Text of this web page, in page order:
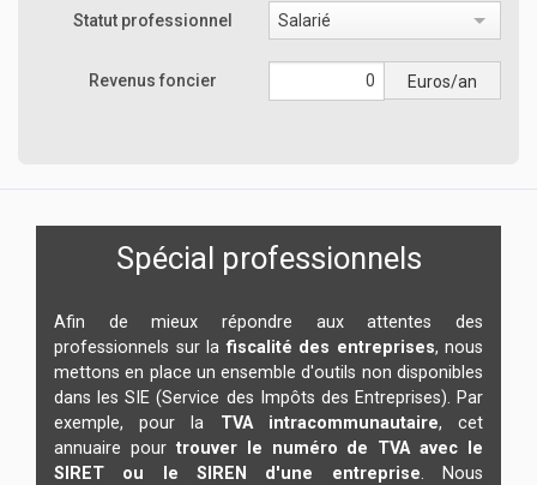
Statut professionnel Salarié
Revenus foncier Euros/an
Spécial professionnels
Afin de mieux répondre aux attentes des
professionnels sur la fiscalité des entreprises, nous
mettons en place un ensemble d'outils non disponibles
dans les SIE (Service des Impôts des Entreprises). Par
exemple, pour la TVA intracommunautaire, cet
annuaire pour trouver le numéro de TVA avec le
SIRET ou le SIREN d'une entreprise. Nous